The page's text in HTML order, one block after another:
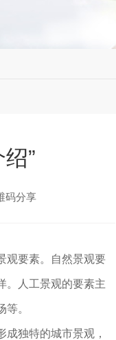
”
码分享
观要素。自然景观要
。人工景观的要素主
。
独特的城市景观，